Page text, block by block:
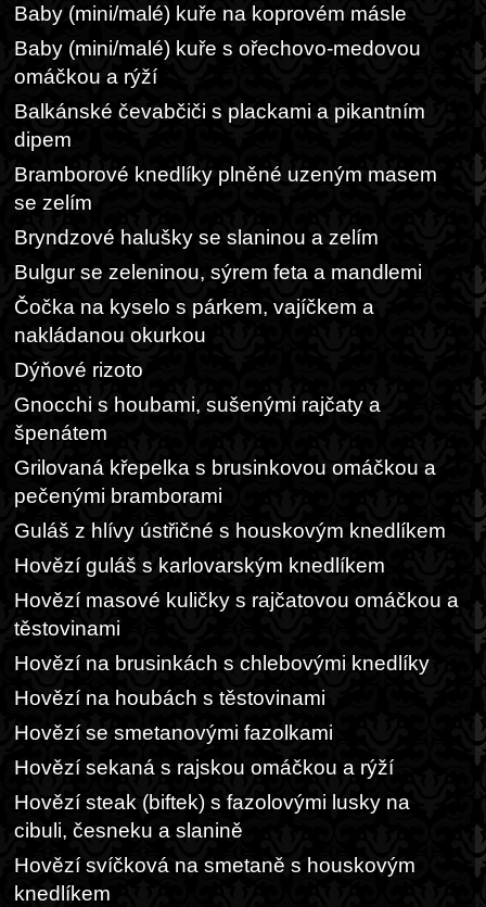
Baby (mini/malé) kuře na koprovém másle
Baby (mini/malé) kuře s ořechovo-medovou
omáčkou a rýží
Balkánské čevabčiči s plackami a pikantním
dipem
Bramborové knedlíky plněné uzeným masem
se zelím
Bryndzové halušky se slaninou a zelím
Bulgur se zeleninou, sýrem feta a mandlemi
Čočka na kyselo s párkem, vajíčkem a
nakládanou okurkou
Dýňové rizoto
Gnocchi s houbami, sušenými rajčaty a
špenátem
Grilovaná křepelka s brusinkovou omáčkou a
pečenými bramborami
Guláš z hlívy ústřičné s houskovým knedlíkem
Hovězí guláš s karlovarským knedlíkem
Hovězí masové kuličky s rajčatovou omáčkou a
těstovinami
Hovězí na brusinkách s chlebovými knedlíky
Hovězí na houbách s těstovinami
Hovězí se smetanovými fazolkami
Hovězí sekaná s rajskou omáčkou a rýží
Hovězí steak (biftek) s fazolovými lusky na
cibuli, česneku a slanině
Hovězí svíčková na smetaně s houskovým
knedlíkem